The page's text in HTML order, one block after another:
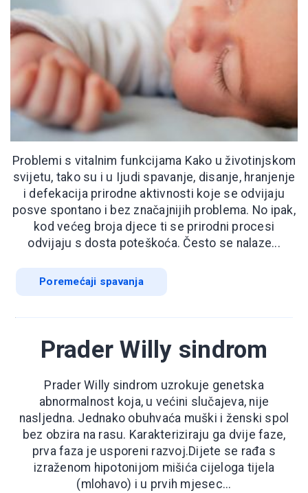
Problemi s vitalnim funkcijama Kako u životinjskom
svijetu, tako su i u Ijudi spavanje, disanje, hranjenje
i defekacija prirodne aktivnosti koje se odvijaju
posve spontano i bez značajnijih problema. No ipak,
kod većeg broja djece ti se prirodni procesi
odvijaju s dosta poteškoća. Često se nalaze...
Poremećaji spavanja
Prader Willy sindrom
Prader Willy sindrom uzrokuje genetska
abnormalnost koja, u većini slučajeva, nije
nasljedna. Jednako obuhvaća muški i ženski spol
bez obzira na rasu. Karakteriziraju ga dvije faze,
prva faza je usporeni razvoj.Dijete se rađa s
izraženom hipotonijom mišića cijeloga tijela
(mlohavo) i u prvih mjesec...